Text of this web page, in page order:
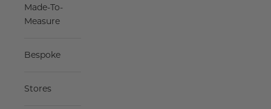
Made-To-
Measure
Bespoke
Stores